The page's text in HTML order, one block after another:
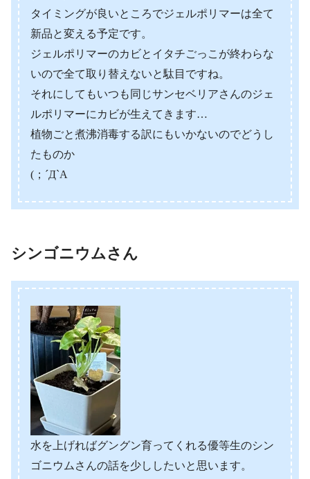
タイミングが良いところでジェルポリマーは全て
新品と変える予定です。
ジェルポリマーのカビとイタチごっこが終わらな
いので全て取り替えないと駄目ですね。
それにしてもいつも同じサンセベリアさんのジェ
ルポリマーにカビが生えてきます…
植物ごと煮沸消毒する訳にもいかないのでどうし
たものか
(；´Д`A
シンゴニウムさん
水を上げればグングン育ってくれる優等生のシン
ゴニウムさんの話を少ししたいと思います。